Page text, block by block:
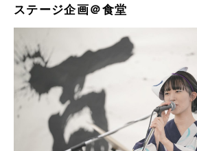
ステージ企画＠食堂